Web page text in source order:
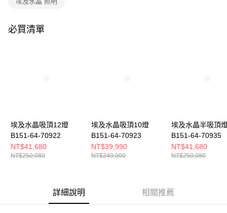
必買清單
埃及水晶吸頂12燈
B151-64-70922
NT$41,680
NT$250,080
埃及水晶吸頂10燈
B151-64-70923
NT$39,990
NT$240,000
埃及水晶半吸頂
B151-64-70935
NT$41,680
NT$250,080
詳細說明 相關推薦